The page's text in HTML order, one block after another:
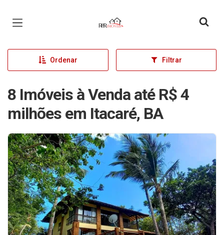
Página inicial
Ordenar Filtrar
8 Imóveis à Venda até R$ 4
milhões em Itacaré, BA